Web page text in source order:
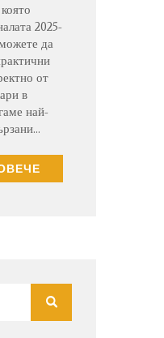
2025-
да
от
в
най-